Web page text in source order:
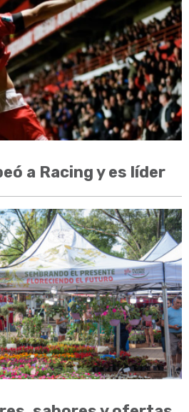
a Racing y es líder